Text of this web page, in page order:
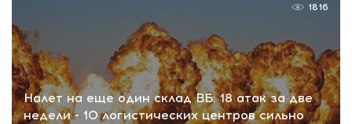
Налет на еще один склад ВБ: 18 атак за две
недели - 10 логистических центров сильно
1816